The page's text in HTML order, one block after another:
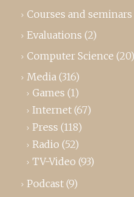
Courses and seminars
Evaluations (2)
Computer Science (20)
Media (316)
Games (1)
Internet (67)
Press (118)
Radio (52)
TV-Video (93)
Podcast (9)